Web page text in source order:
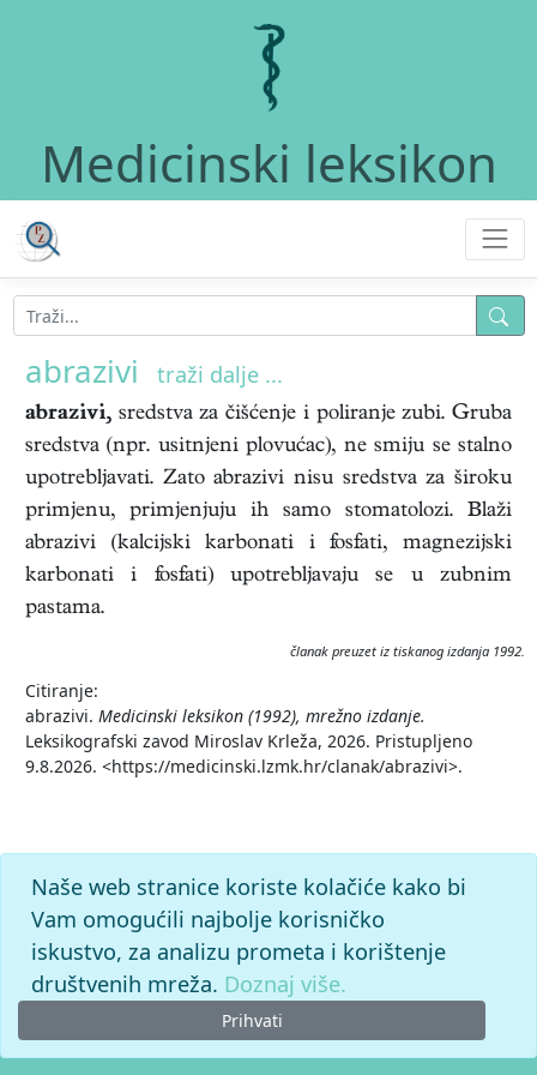
Medicinski leksikon
abrazivi traži dalje ...
abrazivi, sredstva za čišćenje i poliranje zubi. Gruba
sredstva (npr. usitnjeni plovućac), ne smiju se stalno
upotrebljavati. Zato abrazivi nisu sredstva za široku
primjenu, primjenjuju ih samo stomatolozi. Blaži
abrazivi (kalcijski karbonati i fosfati, magnezijski
karbonati i fosfati) upotrebljavaju se u zubnim
pastama.
članak preuzet iz tiskanog izdanja 1992.
Citiranje:
abrazivi. Medicinski leksikon (1992), mrežno izdanje.
Leksikografski zavod Miroslav Krleža, 2026. Pristupljeno
9.8.2026. <https://medicinski.lzmk.hr/clanak/abrazivi>.
Naše web stranice koriste kolačiće kako bi
Vam omogućili najbolje korisničko
iskustvo, za analizu prometa i korištenje
društvenih mreža. Doznaj više.
Prihvati
© 2026. -Leksikografski zavodMiroslav Krleža